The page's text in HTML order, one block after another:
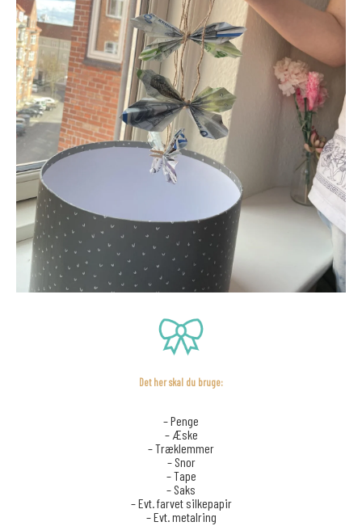
Dether skal du bruge:
– Penge
– Æske
– Træklemmer
– Snor
– Tape
– Saks
– Evt. farvet silkepapir
– Evt. metalring